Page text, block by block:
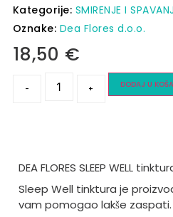
Kategorije: SMIRENJE I
Oznake: Dea Flores d.o.o.
18,50 €
- + DODAJ U
DEA FLORES SLEEP WELL
Sleep Well tinktura je
vam pomogao lakše zaspati.